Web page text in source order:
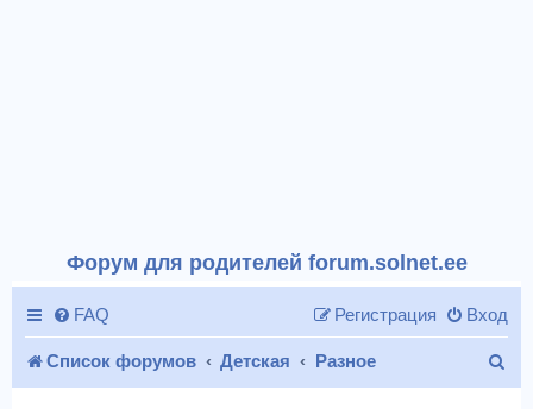
Форум для родителей forum.solnet.ee
FAQ Вход
Регистрация
Список форумов Детская Разное